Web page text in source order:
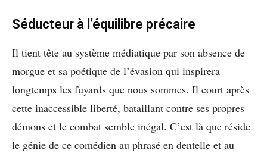
Séducteur à l’équilibre précaire
Il tient tête au système médiatique par son absence de
morgue et sa poétique de l’évasion qui inspirera
longtemps les fuyards que nous sommes. Il court après
cette inaccessible liberté, bataillant contre ses propres
démons et le combat semble inégal. C’est là que réside
le génie de ce comédien au phrasé en dentelle et au